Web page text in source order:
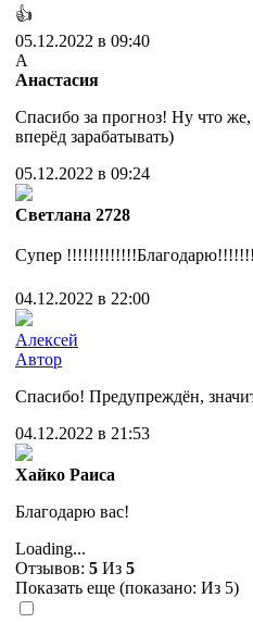
👍
05.12.2022 в 09:40
А
Анастасия
Спасибо за прогноз! Ну что
вперёд зарабатывать)
05.12.2022 в 09:24
Cветлана 2728
Cупер
04.12.2022 в 22:00
Алексей
Автор
Спасибо! Предупреждён,
04.12.2022 в 21:53
Хайко Раиса
Благодарю вас!
Loading...
Отзывов: 5 Из 5
Показать еще (показано: Из 5)